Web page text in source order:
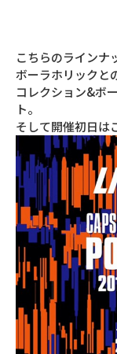
こちらのラインナ
ボーラホリックと
コレクション&ボ
ト。
そして開催初日は